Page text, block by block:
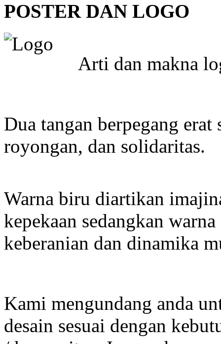
POSTER DAN LOGO
Arti dan makna
Dua tangan berpegang
royongan, dan solidaritas.
Warna biru diartikan
kepekaan sedangkan
keberanian dan dinamika
Kami mengundang anda
desain sesuai dengan